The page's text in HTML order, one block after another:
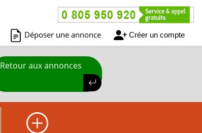
Déposer une annonce Créer un compte
Retour aux annonces